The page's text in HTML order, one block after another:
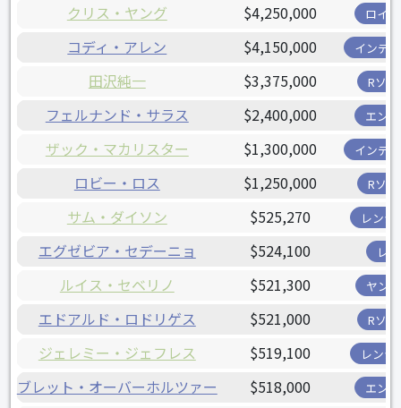
クリス・ヤング $4,250,000 ロイ
コディ・アレン $4,150,000 インデ
田沢純一 $3,375,000 Rソ
フェルナンド・サラス $2,400,000 エン
ザック・マカリスター $1,300,000 インデ
ロビー・ロス $1,250,000 Rソ
サム・ダイソン $525,270 レンジ
エグゼビア・セデーニョ $524,100 レ
ルイス・セベリノ $521,300 ヤン
エドアルド・ロドリゲス $521,000 Rソ
ジェレミー・ジェフレス $519,100 レンジ
ブレット・オーバーホルツァー $518,000 エン